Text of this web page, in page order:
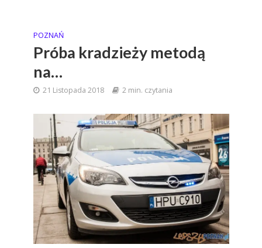
POZNAŃ
Próba kradzieży metodą
na…
21 Listopada 2018 2 min. czytania